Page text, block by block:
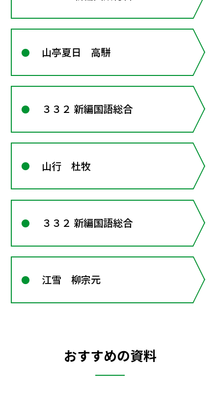
山亭夏日 高駢
３３２ 新編国語総合
山行 杜牧
３３２ 新編国語総合
江雪 柳宗元
おすすめの資料